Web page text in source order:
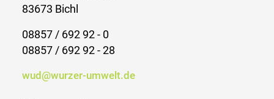
83673 Bichl
08857 / 692 92 - 0
08857 / 692 92 - 28
wud@wurzer-umwelt.de